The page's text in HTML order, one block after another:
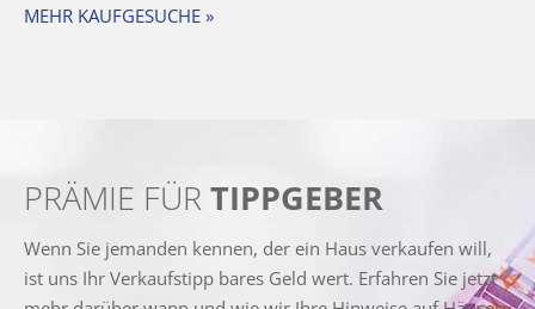
MEHR KAUFGESUCHE »
PRÄMIE FÜR TIPPGEBER
Wenn Sie jemanden kennen, der ein Haus verkaufen will,
ist uns Ihr Verkaufstipp bares Geld wert. Erfahren Sie jetzt